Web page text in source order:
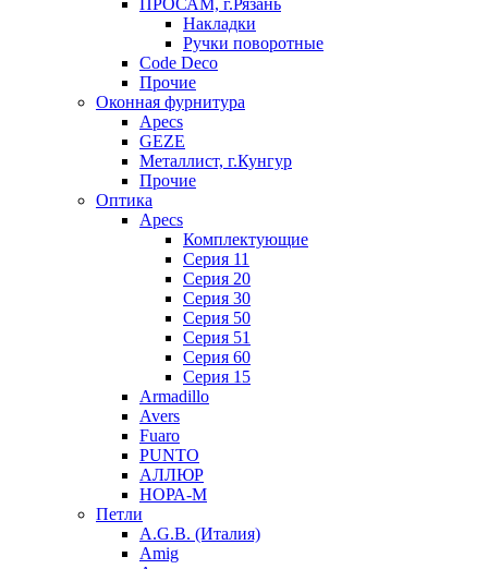
ПРОСАМ, г.Рязань
Накладки
Ручки поворотные
Code Deco
Прочие
Оконная фурнитура
Apecs
GEZE
Металлист, г.Кунгур
Прочие
Оптика
Apecs
Комплектующие
Серия 11
Серия 20
Серия 30
Серия 50
Серия 51
Серия 60
Серия 15
Armadillo
Avers
Fuaro
PUNTO
АЛЛЮР
НОРА-М
Петли
A.G.B. (Италия)
Amig